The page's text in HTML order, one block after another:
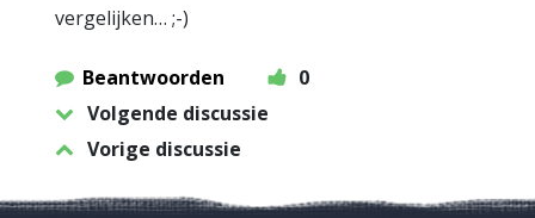
vergelijken… ;-)
Beantwoorden
0
Volgende discussie
Vorige discussie